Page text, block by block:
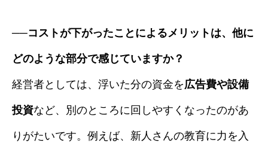
──コストが下がったことによるメリットは、他に
どのような部分で感じていますか？
経営者としては、浮いた分の資金を広告費や設備
投資など、別のところに回しやすくなったのがあ
りがたいです。例えば、新人さんの教育に力を入